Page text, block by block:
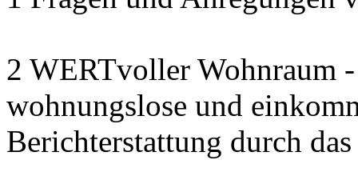
2 WERTvoller Wohnraum
wohnungslose und
Berichterstattung durch